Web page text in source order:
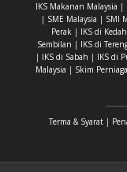
IKS Makanan Malaysia |
| SME Malaysia | SMI
Perak | IKS di Kedah
Sembilan | IKS di
| IKS di Sabah | IKS di
Malaysia | Skim
Terma & Syarat |